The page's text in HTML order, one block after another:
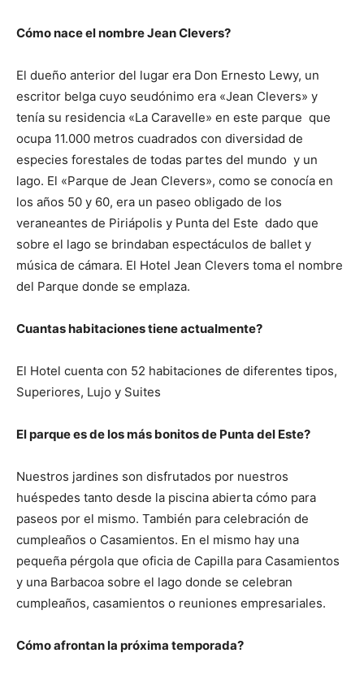
Cómo nace el nombre Jean Clevers?
El dueño anterior del lugar era Don Ernesto Lewy, un
escritor belga cuyo seudónimo era «Jean Clevers» y
tenía su residencia «La Caravelle» en este parque que
ocupa 11.000 metros cuadrados con diversidad de
especies forestales de todas partes del mundo y un
lago. El «Parque de Jean Clevers», como se conocía en
los años 50 y 60, era un paseo obligado de los
veraneantes de Piriápolis y Punta del Este dado que
sobre el lago se brindaban espectáculos de ballet y
música de cámara. El Hotel Jean Clevers toma el nombre
del Parque donde se emplaza.
Cuantas habitaciones tiene actualmente?
El Hotel cuenta con 52 habitaciones de diferentes tipos,
Superiores, Lujo y Suites
El parque es de los más bonitos de Punta del Este?
Nuestros jardines son disfrutados por nuestros
huéspedes tanto desde la piscina abierta cómo para
paseos por el mismo. También para celebración de
cumpleaños o Casamientos. En el mismo hay una
pequeña pérgola que oficia de Capilla para Casamientos
y una Barbacoa sobre el lago donde se celebran
cumpleaños, casamientos o reuniones empresariales.
Cómo afrontan la próxima temporada?